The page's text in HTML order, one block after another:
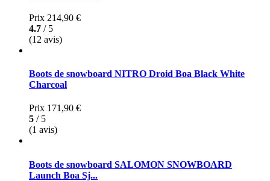
Prix 214,90 €
4.7 / 5
(12 avis)
Boots de snowboard NITRO Droid Boa Black White
Charcoal
Prix 171,90 €
5 / 5
(1 avis)
Boots de snowboard SALOMON SNOWBOARD
Launch Boa Sj...